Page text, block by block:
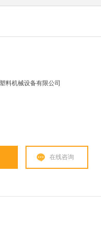
料机械设备有限公司
在线咨询